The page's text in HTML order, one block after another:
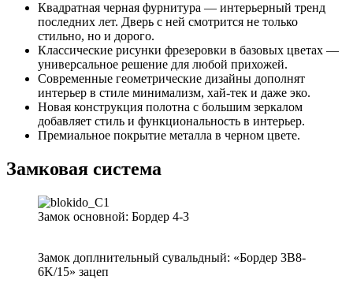
Квадратная черная фурнитура — интерьерный тренд
последних лет. Дверь с ней смотрится не только
стильно, но и дорого.
Классические рисунки фрезеровки в базовых цветах —
универсальное решение для любой прихожей.
Современные геометрические дизайны дополнят
интерьер в стиле минимализм, хай-тек и даже эко.
Новая конструкция полотна с большим зеркалом
добавляет стиль и функциональность в интерьер.
Премиальное покрытие металла в черном цвете.
Замковая система
Замок основной: Бордер 4-3
Замок доплнительный сувальдный: «Бордер 3B8-
6K/15» зацеп